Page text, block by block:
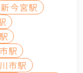
新今宮駅
駅
市駅